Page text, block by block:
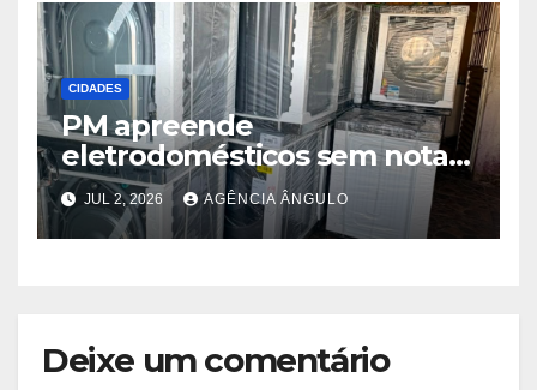
CIDADES
PM apreende
eletrodomésticos sem nota e
cerca de 1 kg de maconha
em Poá
JUL 2, 2026 AGÊNCIA ÂNGULO
Deixe um comentário